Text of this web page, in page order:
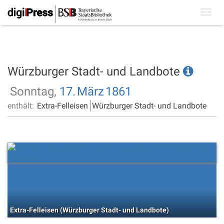
Würzburger Stadt- und Landbote
Sonntag, 17. März 1861
enthält: Extra-Felleisen Würzburger Stadt- und Landbote
Extra-Felleisen (Würzburger Stadt- und Landbote)